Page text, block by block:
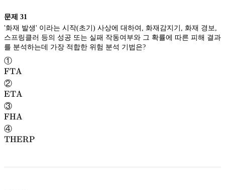
문제 31
'화재 발생' 이라는 시작(초기) 사상에 대하여, 화재감지기, 화재 경보,
스프링클러 등의 성공 또는 실패 작동여부와 그 확률에 따른 피해 결과
를 분석하는데 가장 적합한 위험 분석 기법은?
①
\textrm{FTA}
FTA
FTA
②
\textrm{ETA}
ETA
ETA
③
\textrm{FHA}
FHA
FHA
④
\textrm{THERP}
THERP